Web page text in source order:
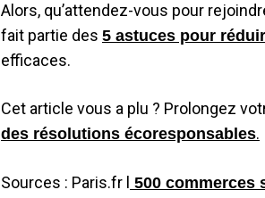
Alors, qu’attendez-vous pour
fait partie des 5 astuces pour
efficaces.
Cet article vous a plu ? Prolongez
des résolutions écoresponsables.
Sources : Paris.fr l
500 commerces